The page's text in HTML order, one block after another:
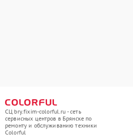
СЦ bry.fixim-colorful.ru - сеть
сервисных центров в Брянске по
ремонту и обслуживанию техники
Colorful